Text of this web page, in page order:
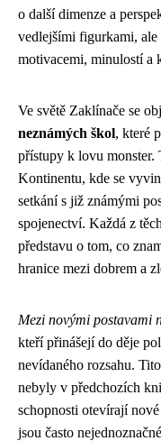
o další dimenze a
vedlejšími figurkami,
motivacemi, minulostí a
Ve světě Zaklínače se
neznámých škol, které
přístupy k lovu
Kontinentu, kde se
setkání s již známými
spojenectví. Každá z
představu o tom, co
hranice mezi dobrem a
Mezi novými postavami
kteří přinášejí do děje
nevídaného rozsahu.
nebyly v předchozích
schopnosti otevírají
jsou často